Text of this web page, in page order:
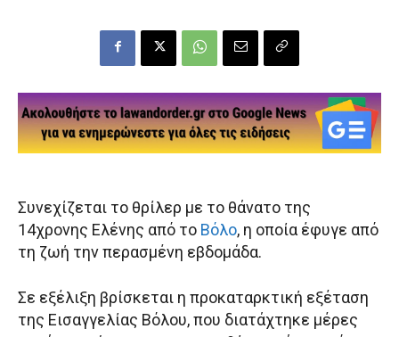
Συνεχίζεται το θρίλερ με το θάνατο της
14χρονης Ελένης από το Βόλο, η οποία έφυγε από
τη ζωή την περασμένη εβδομάδα.
Σε εξέλιξη βρίσκεται η προκαταρκτική εξέταση
της Εισαγγελίας Βόλου, που διατάχτηκε μέρες